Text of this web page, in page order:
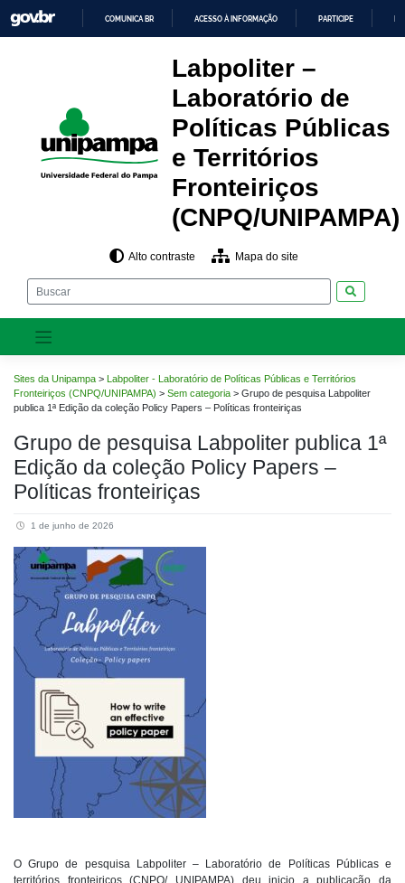
para
o
O
CONTEÚDO
COMUNICA BR ACESSO À INFORMAÇÃO PARTICIPE
Labpoliter –
Laboratório de
Políticas Públicas
e Territórios
Fronteiriços
(CNPQ/UNIPAMPA)
Alto contraste Mapa do site
Sites da Unipampa > Labpoliter - Laboratório de Políticas Públicas e Territórios
Fronteiriços (CNPQ/UNIPAMPA) > Sem categoria > Grupo de pesquisa Labpoliter
publica 1ª Edição da coleção Policy Papers – Políticas fronteiriças
Grupo de pesquisa Labpoliter publica 1ª
Edição da coleção Policy Papers –
Políticas fronteiriças
1 de junho de 2026
O Grupo de pesquisa Labpoliter – Laboratório de Políticas Públicas e